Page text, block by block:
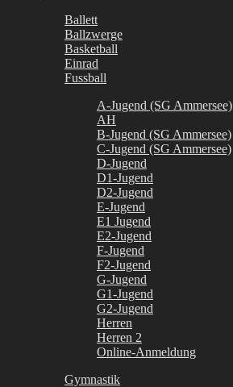
Ballett
Ballzwerge
Basketball
Einrad
Fussball
A-Jugend (SG Ammersee)
AH
B-Jugend (SG Ammersee)
C-Jugend (SG Ammersee)
D-Jugend
D1-Jugend
D2-Jugend
E-Jugend
E1 Jugend
E2-Jugend
F-Jugend
F2-Jugend
G-Jugend
G1-Jugend
G2-Jugend
Herren
Herren 2
Online-Anmeldung
Gymnastik